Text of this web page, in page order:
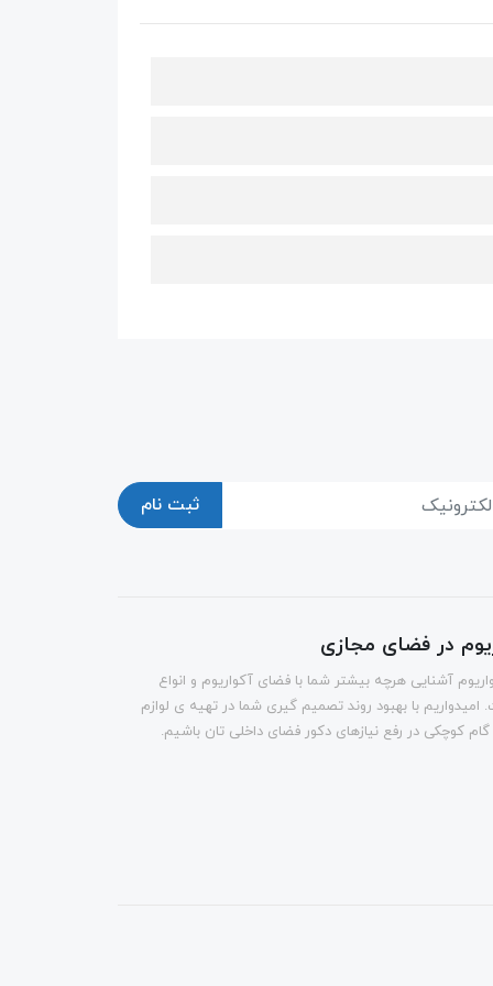
ثبت نام
در فضای مجازی
آشنایی هرچه بیشتر شما با فضای آکواریوم و انواع
امیدواریم با بهبود روند تصمیم گیری شما در تهیه ی لوازم
گام کوچکی در رفع نیازهای دکور فضای داخلی تان باشیم.